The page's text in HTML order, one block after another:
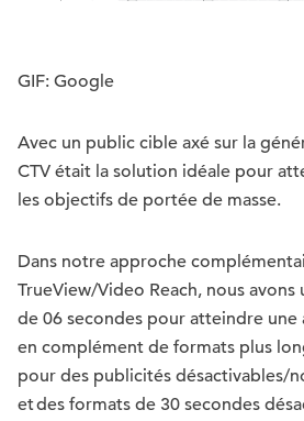
GIF: Google
Avec un public cible axé sur la
CTV était la solution idéale pour
les objectifs de portée de masse.
Dans notre approche
TrueView/Video Reach, nous avons
de 06 secondes pour atteindre une
en complément de formats plus
pour des publicités désactivables/
et des formats de 30 secondes